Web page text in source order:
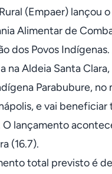
(Empaer) lançou
Alimentar de
dos Povos
na Aldeia Santa
Parabubure, no
e vai beneficiar
O lançamento
(16.7).
total previsto é